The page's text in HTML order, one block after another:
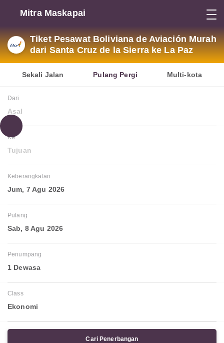
Mitra Maskapai
Tiket Pesawat Boliviana de Aviación Murah
dari Santa Cruz de la Sierra ke La Paz
Sekali Jalan Pulang Pergi Multi-kota
Dari
Asal
Ke
Tujuan
Keberangkatan
Jum, 7 Agu 2026
Pulang
Sab, 8 Agu 2026
Penumpang
1 Dewasa
Class
Ekonomi
Cari Penerbangan